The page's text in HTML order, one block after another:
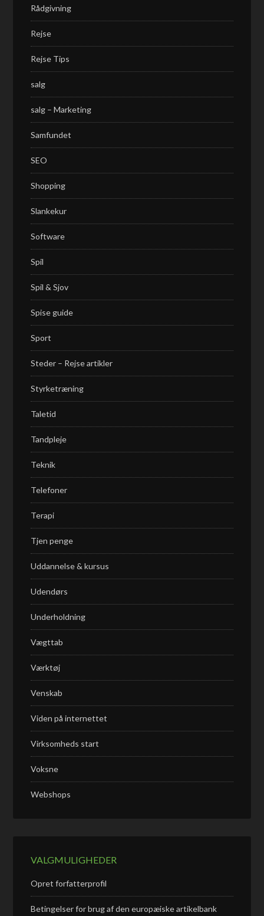
Rådgivning
Rejse
Rejse Tips
salg
salg – Marketing
Samfundet
SEO
Shopping
Slankekur
Software
Spil
Spil & Sjov
Spise guide
Sport
Steder – Rejse artikler
Styrketræning
Taletid
Tandpleje
Teknik
Telefoner
Terapi
Tjen penge
Uddannelse & kursus
Udendørs
Underholdning
Vægttab
Værktøj
Venskab
Viden på internettet
Virksomheds start
Voksne
Webshops
VALGMULIGHEDER
Opret forfatterprofil
Betingelser for brug af den europæiske artikelbank